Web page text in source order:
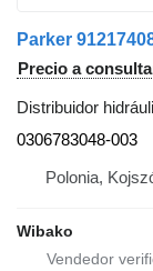
Precio a
Distribuidor
0306783048-003
Polonia,
Wibako